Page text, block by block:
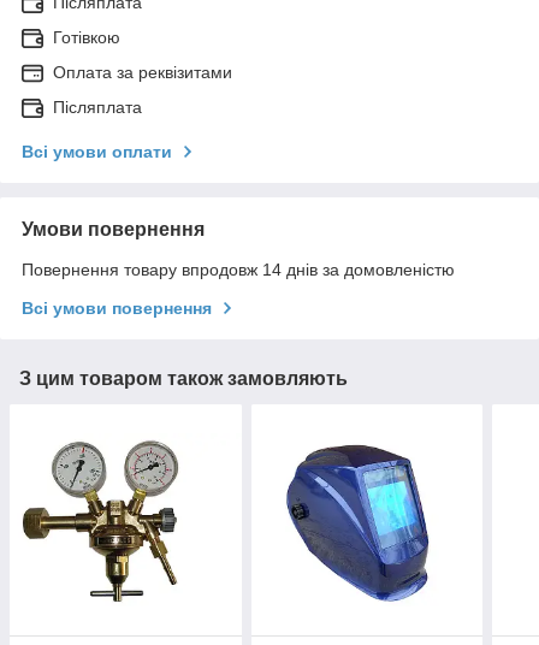
Готівкою
Оплата за реквізитами
Післяплата
Всі умови оплати
Умови повернення
Повернення товару впродовж 14 днів за домовленістю
Всі умови повернення
З цим товаром також замовляють